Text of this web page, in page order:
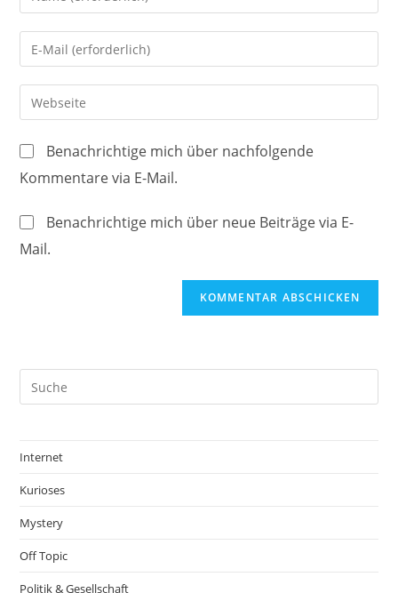
deinen
Namen
oder
Benutzernamen
zum
ein
Gib
deine
E-
Mail-
zum
Kommentieren
Gib
deine
Website-
URL
ein
Benachrichtige mich über nachfolgende
Kommentare via E-Mail.
Benachrichtige mich über neue Beiträge via E-
Mail.
Internet
Kurioses
Mystery
Off Topic
Politik & Gesellschaft